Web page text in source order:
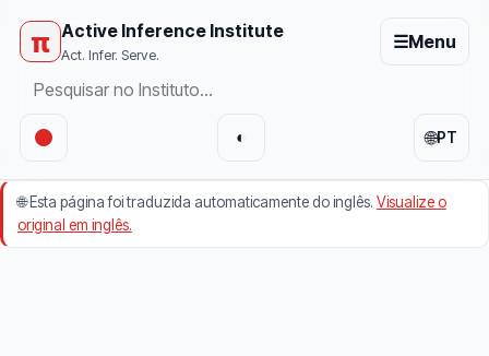
π Active Inference Institute
Act. Infer. Serve.
☰Menu
🌐PT
◐
🌐Esta página foi traduzida automaticamente do inglês. Visualize o
original em inglês.